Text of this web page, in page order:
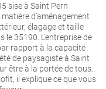
sise à Saint Pern
d’aménagement
élagage et taille
35190. L’entreprise de
rapport à la capacité
de paysagiste à Saint
être à la portée de tous.
il explique ce que vous